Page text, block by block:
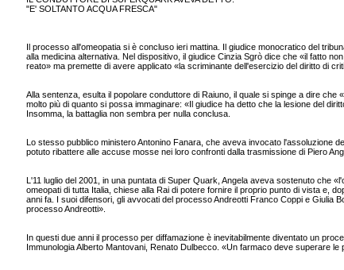
"E' SOLTANTO ACQUA FRESCA"
Il processo all'omeopatia si è concluso ieri mattina. Il giudice monocratico del
alla medicina alternativa. Nel dispositivo, il giudice Cinzia Sgrò dice che «il fatto
reato» ma premette di avere applicato «la scriminante dell'esercizio del diritto di
Alla sentenza, esulta il popolare conduttore di Raiuno, il quale si spinge a dire
molto più di quanto si possa immaginare: «Il giudice ha detto che la lesione del
Insomma, la battaglia non sembra per nulla conclusa.
Lo stesso pubblico ministero Antonino Fanara, che aveva invocato l'assoluzione
potuto ribattere alle accuse mosse nei loro confronti dalla trasmissione di Piero
L'11 luglio del 2001, in una puntata di Super Quark, Angela aveva sostenuto che
omeopati di tutta Italia, chiese alla Rai di potere fornire il proprio punto di vista e,
anni fa. I suoi difensori, gli avvocati del processo Andreotti Franco Coppi e Giulia
processo Andreotti».
In questi due anni il processo per diffamazione è inevitabilmente diventato un
Immunologia Alberto Mantovani, Renato Dulbecco. «Un farmaco deve superare